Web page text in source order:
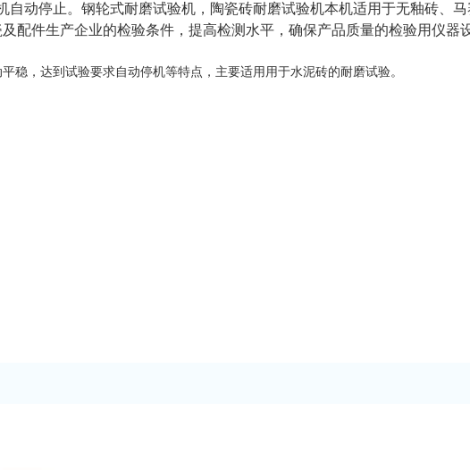
动停止。钢轮式耐磨试验机，陶瓷砖耐磨试验机本机适用于无釉砖、马
配件生产企业的检验条件，提高检测水平，确保产品质量的检验用仪器
稳，达到试验要求自动停机等特点，主要适用用于水泥砖的耐磨试验。